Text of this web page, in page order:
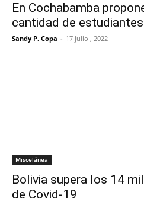
En Cochabamba
cantidad de
Sandy P. Copa - 17 julio , 2022
Miscelánea
Bolivia supera los 14
de Covid-19